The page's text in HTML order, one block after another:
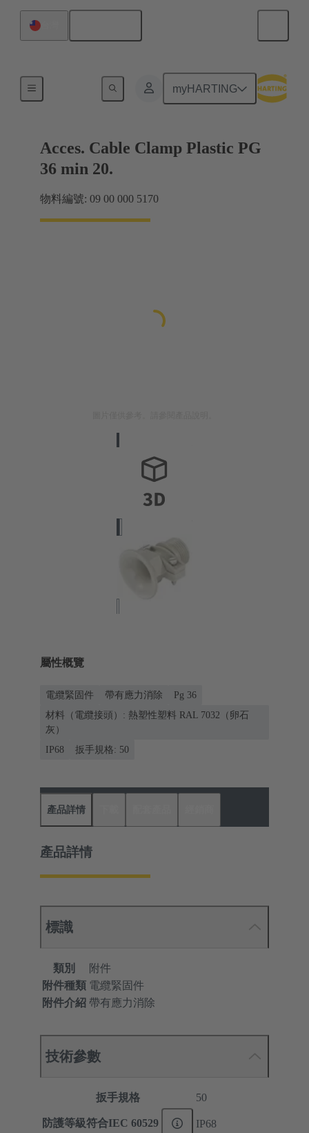
myHARTING
Acces. Cable Clamp Plastic PG
36 min 20.
物料編號: 09 00 000 5170
屬性概覽
電纜緊固件 帶有應力消除
Pg 36
材料（電纜接頭）: 熱塑性塑料 RAL 7032（卵石
灰）
IP68
扳手規格: 50
產品詳情
產品詳情
標識
類別
附件
附件種類 電纜緊固件
附件介紹 帶有應力消除
技術參數
扳手規格 50
防護等級符合IEC 60529 IP68